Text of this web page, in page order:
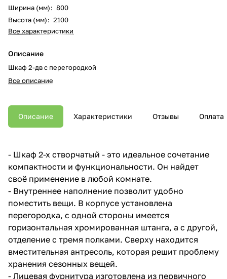
Ширина (мм): 800
Высота (мм): 2100
Все характеристики
Описание
Шкаф 2-дв с перегородкой
Все описание
Описание Характеристики Отзывы Оплата
- Шкаф 2-х створчатый - это идеальное сочетание
компактности и функциональности. Он найдет
своё применение в любой комнате.
- Внутреннее наполнение позволит удобно
поместить вещи. В корпусе установлена
перегородка, с одной стороны имеется
горизонтальная хромированная штанга, а с другой,
отделение с тремя полками. Сверху находится
вместительная антресоль, которая решит проблему
хранения сезонных вещей.
- Лицевая фурнитура изготовлена из первичного